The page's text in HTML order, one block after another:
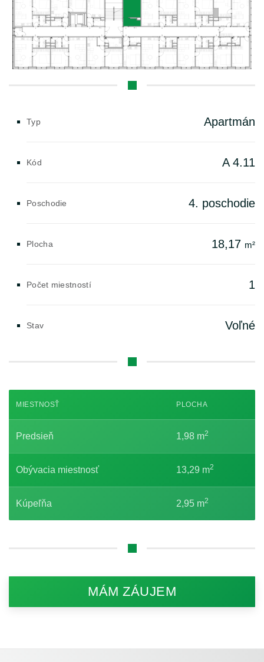
Typ Apartmán
Kód A 4.11
Poschodie 4. poschodie
Plocha 18,17 m²
Počet miestností 1
Stav Voľné
MIESTNOSŤ PLOCHA
Predsieň 1,98 m2
Obývacia miestnosť 13,29 m2
Kúpeľňa 2,95 m2
MÁM ZÁUJEM